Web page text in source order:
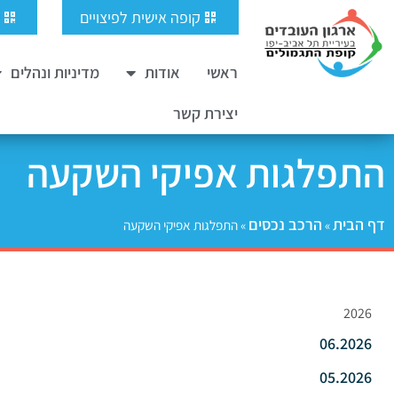
לתוכן
לתוכן
קופה אישית לפיצויים
ראשי אודות מדיניות ונהלים
יצירת קשר
התפלגות אפיקי השקעה
דף הבית» הרכב נכסים »התפלגות אפיקי השקעה
2026
06.2026
05.2026